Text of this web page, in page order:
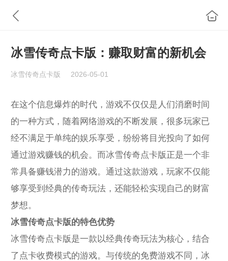
冰雪传奇点卡版：赚取财富的新机会
冰雪传奇点卡版 2026-05-01
在这个信息爆炸的时代，游戏不仅仅是人们消磨时间
的一种方式，随着网络游戏的不断发展，很多玩家已
经不满足于单纯的娱乐享受，纷纷将目光投向了如何
通过游戏赚钱的机会。而冰雪传奇点卡版正是一个非
常具备赚钱潜力的游戏。通过这款游戏，玩家不仅能
够享受到经典的传奇玩法，还能轻松实现自己的财富
梦想。
冰雪传奇点卡版的特色优势
冰雪传奇点卡版是一款以经典传奇玩法为核心，结合
了点卡收费模式的游戏。与传统的免费游戏不同，冰